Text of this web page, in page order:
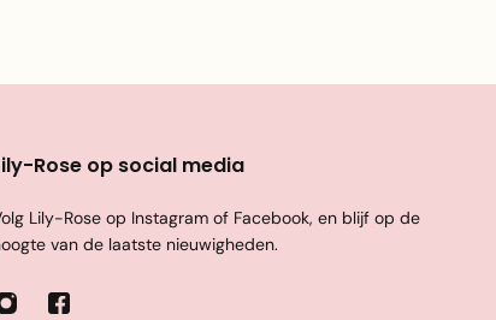
Rose op social media
Lily-Rose op Instagram of Facebook, en blijf op de
van de laatste nieuwigheden.